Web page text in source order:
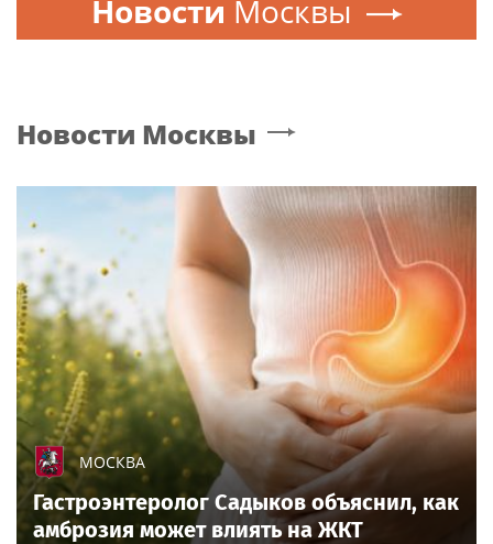
Новости Москвы
Новости Москвы
МОСКВА
Гастроэнтеролог Садыков объяснил, как
амброзия может влиять на ЖКТ